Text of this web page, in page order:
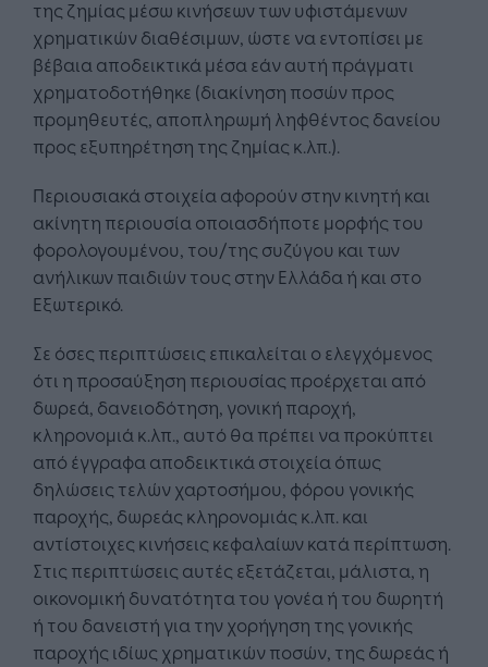
της ζημίας μέσω κινήσεων των υφιστάμενων
χρηματικών διαθέσιμων, ώστε να εντοπίσει με
βέβαια αποδεικτικά μέσα εάν αυτή πράγματι
χρηματοδοτήθηκε (διακίνηση ποσών προς
προμηθευτές, αποπληρωμή ληφθέντος δανείου
προς εξυπηρέτηση της ζημίας κ.λπ.).
Περιουσιακά στοιχεία αφορούν στην κινητή και
ακίνητη περιουσία οποιασδήποτε μορφής του
φορολογουμένου, του/της συζύγου και των
ανήλικων παιδιών τους στην Ελλάδα ή και στο
Εξωτερικό.
Σε όσες περιπτώσεις επικαλείται ο ελεγχόμενος
ότι η προσαύξηση περιουσίας προέρχεται από
δωρεά, δανειοδότηση, γονική παροχή,
κληρονομιά κ.λπ., αυτό θα πρέπει να προκύπτει
από έγγραφα αποδεικτικά στοιχεία όπως
δηλώσεις τελών χαρτοσήμου, φόρου γονικής
παροχής, δωρεάς κληρονομιάς κ.λπ. και
αντίστοιχες κινήσεις κεφαλαίων κατά περίπτωση.
Στις περιπτώσεις αυτές εξετάζεται, μάλιστα, η
οικονομική δυνατότητα του γονέα ή του δωρητή
ή του δανειστή για την χορήγηση της γονικής
παροχής ιδίως χρηματικών ποσών, της δωρεάς ή